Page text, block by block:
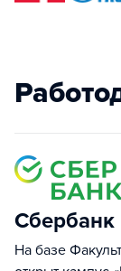
Сбербанк
На базе